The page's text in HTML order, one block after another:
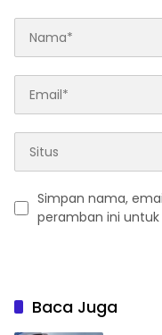
Simpan nama,
peramban ini
Baca Juga